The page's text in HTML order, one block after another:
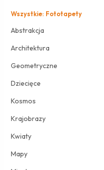
Wszystkie: Fototapety
Abstrakcja
Architektura
Geometryczne
Dziecięce
Kosmos
Krajobrazy
Kwiaty
Mapy